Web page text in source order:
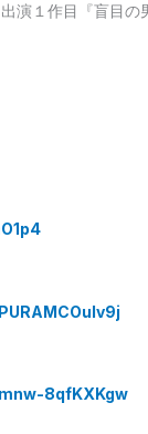
１作目『盲目
8qfKXKgw